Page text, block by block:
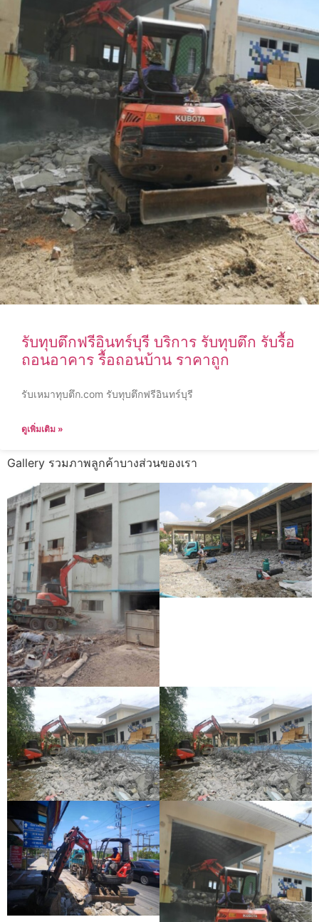
รับทุบตึกฟรีอินทร์บุรี บริการ รับทุบตึก รับรื้อ
ถอนอาคาร รื้อถอนบ้าน ราคาถูก
รับเหมาทุบตึก.com รับทุบตึกฟรีอินทร์บุรี
ดูเพิ่มเติม »
Gallery รวมภาพลูกค้าบางส่วนของเรา